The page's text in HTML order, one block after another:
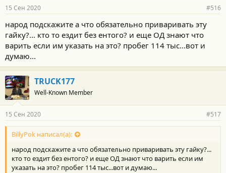
н
с
т
и
15 Сен 2020 #516
народ подскажите а что обязательно приваривать эту
гайку?... кто то ездит без ентого? и еще ОД знают что
варить если им указать на это? пробег 114 тыс...вот и
думаю...
TRUCK177
Well-Known Member
15 Сен 2020 #517
BillyPok написал(а):
народ подскажите а что обязательно приваривать эту гайку?...
кто то ездит без ентого? и еще ОД знают что варить если им
указать на это? пробег 114 тыс...вот и думаю...